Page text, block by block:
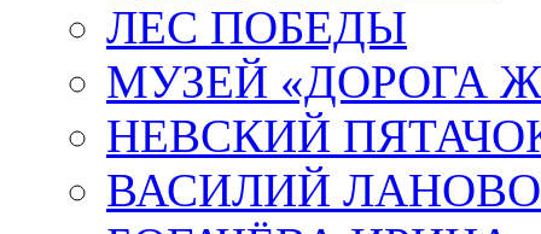
ЛЕС ПОБЕДЫ
МУЗЕЙ «ДОРОГА
НЕВСКИЙ
ВАСИЛИЙ